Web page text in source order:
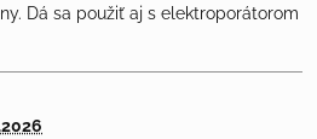
Dá sa použiť aj s elektroporátorom